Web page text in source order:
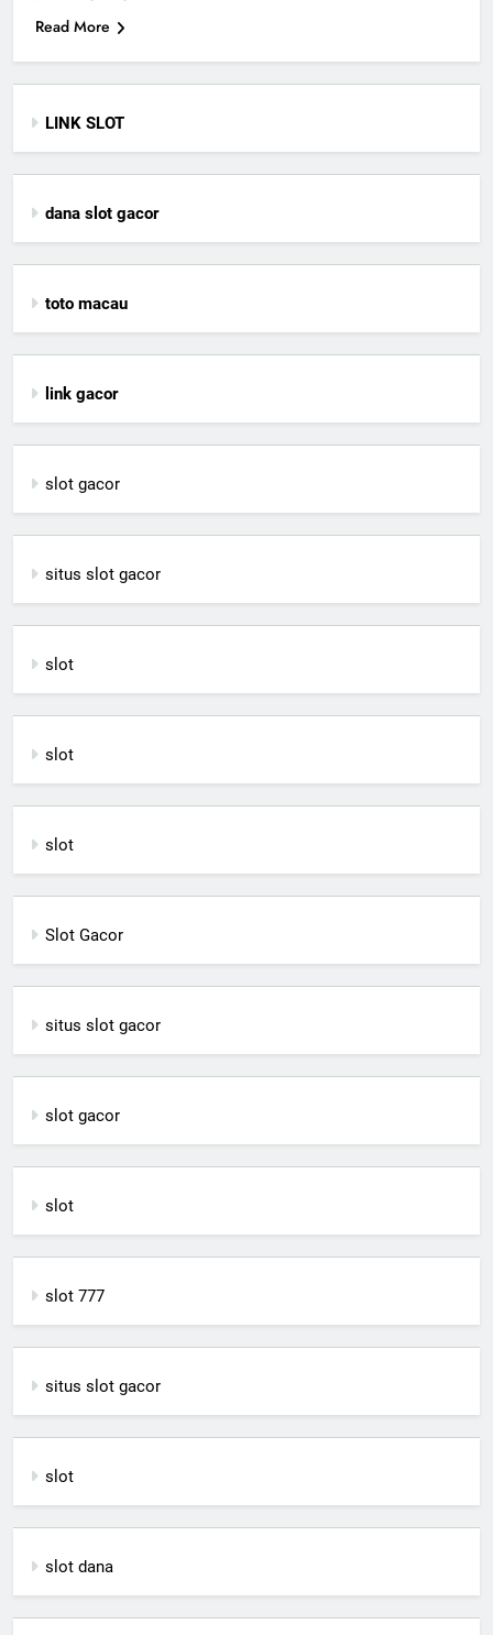
Read More
LINK SLOT
dana slot gacor
toto macau
link gacor
slot gacor
situs slot gacor
slot
slot
slot
Slot Gacor
situs slot gacor
slot gacor
slot
slot 777
situs slot gacor
slot
slot dana